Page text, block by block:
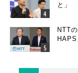
と」
NTT